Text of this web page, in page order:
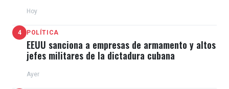
Hoy
4 POLÍTICA
EEUU sanciona a empresas de armamento y altos
jefes militares de la dictadura cubana
Ayer